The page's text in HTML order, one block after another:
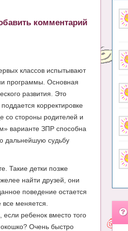
комментарий
классов испытывают
программы. Основная
развития. Это
корректировке
со стороны родителей и
варианте ЗПР способна
дальнейшую судьбу
Такие детки позже
найти друзей, они
поведение остается
меняется.
ребенок вместо того
Очень быстро